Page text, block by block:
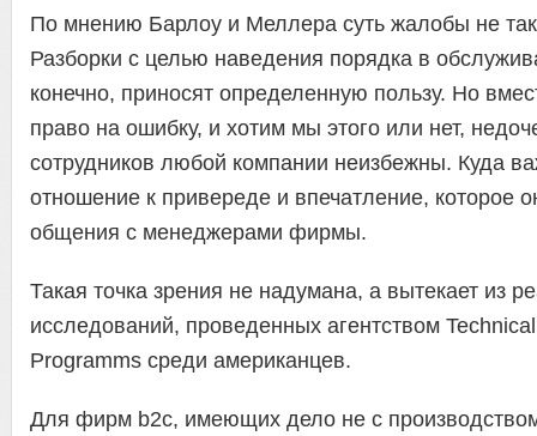
По мнению Барлоу и Меллера суть жалобы не
Разборки с целью наведения порядка в
конечно, приносят определенную пользу. Но
право на ошибку, и хотим мы этого или нет,
сотрудников любой компании неизбежны. Куда
отношение к привереде и впечатление, которое
общения с менеджерами фирмы.
Такая точка зрения не надумана, а вытекает из
исследований, проведенных агентством
Programms среди американцев.
Для фирм b2c, имеющих дело не с